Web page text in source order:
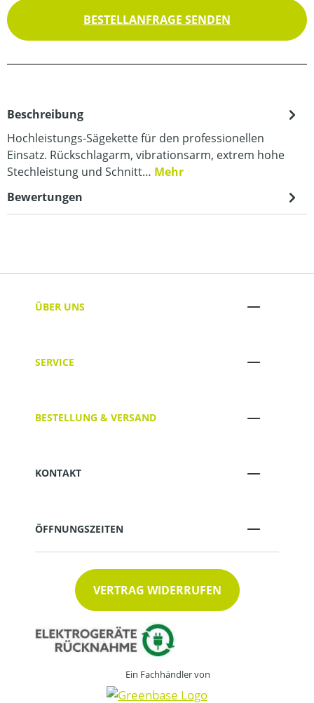
BESTELLANFRAGE SENDEN
Beschreibung
Hochleistungs-Sägekette für den professionellen
Einsatz. Rückschlagarm, vibrationsarm, extrem hohe
Stechleistung und Schnitt… Mehr
Bewertungen
ÜBER UNS
SERVICE
BESTELLUNG & VERSAND
KONTAKT
ÖFFNUNGSZEITEN
VERTRAG WIDERRUFEN
Ein Fachhändler von